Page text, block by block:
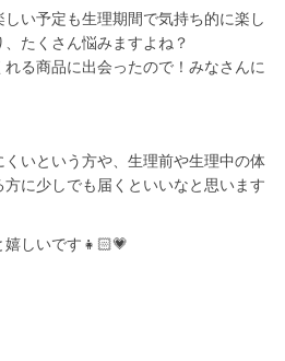
い予定も生理期間で気持ち的に楽し
たくさん悩みますよね？
る商品に出会ったので！みなさんに
いという方や、生理前や生理中の体
に少しでも届くといいなと思います
しいです👧🏻💗